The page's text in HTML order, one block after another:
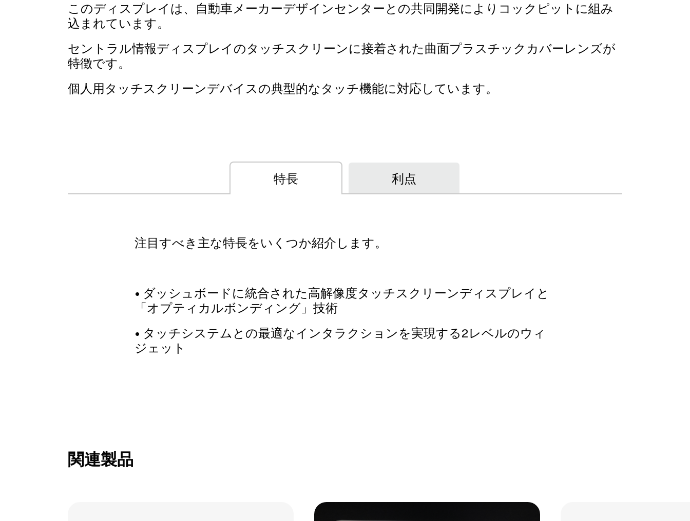
このディスプレイは、自動車メーカーデザインセンターとの共同開発によりコックピットに組み
込まれています。
セントラル情報ディスプレイのタッチスクリーンに接着された曲面プラスチックカバーレンズが
特徴です。
個人用タッチスクリーンデバイスの典型的なタッチ機能に対応しています。
特長 利点
注目すべき主な特長をいくつか紹介します。
• ダッシュボードに統合された高解像度タッチスクリーンディスプレイと
「オプティカルボンディング」技術
• タッチシステムとの最適なインタラクションを実現する2レベルのウィ
ジェット
関連製品